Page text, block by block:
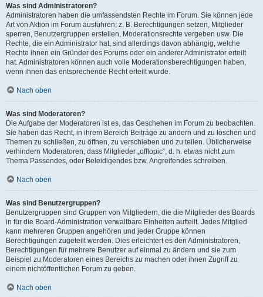
Was sind Administratoren?
Administratoren haben die umfassendsten Rechte im Forum. Sie können jede
Art von Aktion im Forum ausführen; z. B. Berechtigungen setzen, Mitglieder
sperren, Benutzergruppen erstellen, Moderationsrechte vergeben usw. Die
Rechte, die ein Administrator hat, sind allerdings davon abhängig, welche
Rechte ihnen ein Gründer des Forums oder ein anderer Administrator erteilt
hat. Administratoren können auch volle Moderationsberechtigungen haben,
wenn ihnen das entsprechende Recht erteilt wurde.
Nach oben
Was sind Moderatoren?
Die Aufgabe der Moderatoren ist es, das Geschehen im Forum zu beobachten.
Sie haben das Recht, in ihrem Bereich Beiträge zu ändern und zu löschen und
Themen zu schließen, zu öffnen, zu verschieben und zu teilen. Üblicherweise
verhindern Moderatoren, dass Mitglieder „offtopic“, d. h. etwas nicht zum
Thema Passendes, oder Beleidigendes bzw. Angreifendes schreiben.
Nach oben
Was sind Benutzergruppen?
Benutzergruppen sind Gruppen von Mitgliedern, die die Mitglieder des Boards
in für die Board-Administration verwaltbare Einheiten aufteilt. Jedes Mitglied
kann mehreren Gruppen angehören und jeder Gruppe können
Berechtigungen zugeteilt werden. Dies erleichtert es den Administratoren,
Berechtigungen für mehrere Benutzer auf einmal zu ändern und sie zum
Beispiel zu Moderatoren eines Bereichs zu machen oder ihnen Zugriff zu
einem nichtöffentlichen Forum zu geben.
Nach oben